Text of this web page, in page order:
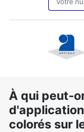
À qui peut-
colorés sur